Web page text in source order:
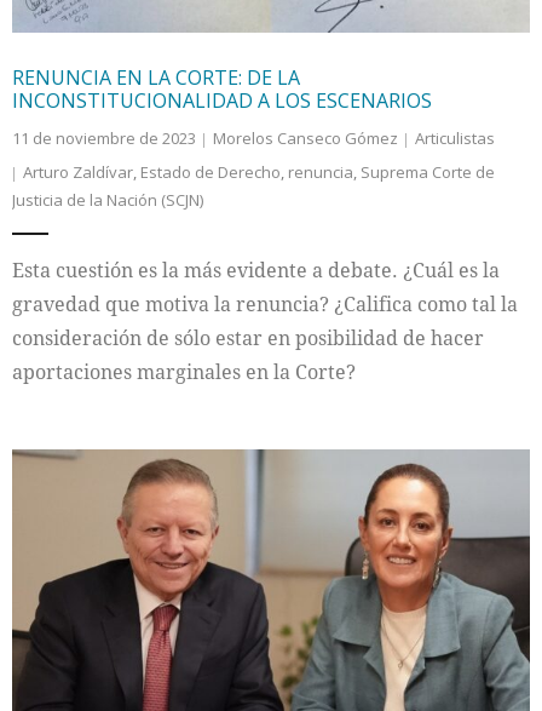
RENUNCIA EN LA CORTE: DE LA
INCONSTITUCIONALIDAD A LOS ESCENARIOS
11 de noviembre de 2023 Morelos Canseco Gómez
Articulistas
Arturo Zaldívar Estado de Derecho renuncia Suprema Corte de
Justicia de la Nación (SCJN)
Esta cuestión es la más evidente a debate. ¿Cuál es la
gravedad que motiva la renuncia? ¿Califica como tal la
consideración de sólo estar en posibilidad de hacer
aportaciones marginales en la Corte?